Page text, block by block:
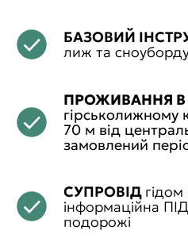
БАЗОВИЙ
лиж та
ПРОЖИВАННЯ В
гірськолижному
70 м від
замовлений
СУПРОВІД гідом
інформаційна
подорожі